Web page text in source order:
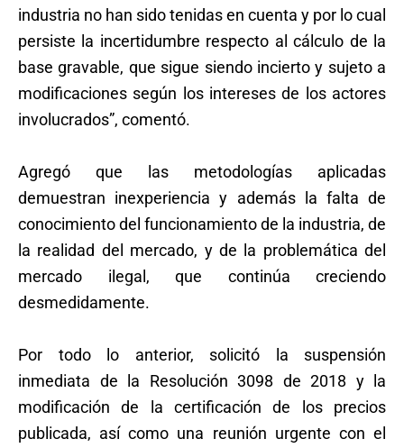
industria no han sido tenidas en cuenta y por lo cual
persiste la incertidumbre respecto al cálculo de la
base gravable, que sigue siendo incierto y sujeto a
modificaciones según los intereses de los actores
involucrados”, comentó.
Agregó que las metodologías aplicadas
demuestran inexperiencia y además la falta de
conocimiento del funcionamiento de la industria, de
la realidad del mercado, y de la problemática del
mercado ilegal, que continúa creciendo
desmedidamente.
Por todo lo anterior, solicitó la suspensión
inmediata de la Resolución 3098 de 2018 y la
modificación de la certificación de los precios
publicada, así como una reunión urgente con el